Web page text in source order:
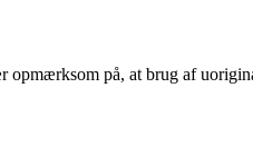
opmærksom på, at brug af